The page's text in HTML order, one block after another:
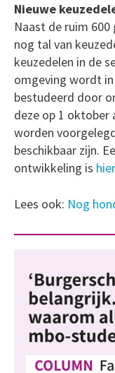
Nieuwe
Naast de ruim
nog tal van
keuzedelen in de
omgeving wordt
bestudeerd door
deze op 1 oktober
worden
beschikbaar zijn.
ontwikkeling is hier
Lees ook: Nog